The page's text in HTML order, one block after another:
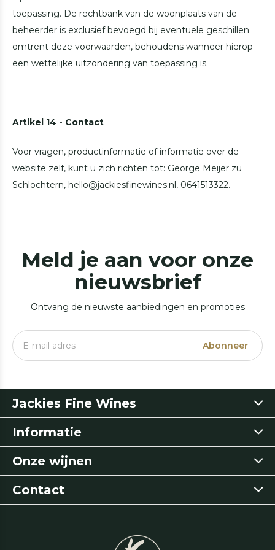
toepassing. De rechtbank van de woonplaats van de
beheerder is exclusief bevoegd bij eventuele geschillen
omtrent deze voorwaarden, behoudens wanneer hierop
een wettelijke uitzondering van toepassing is.
Artikel 14 - Contact
Voor vragen, productinformatie of informatie over de
website zelf, kunt u zich richten tot: George Meijer zu
Schlochtern, hello@jackiesfinewines.nl, 0641513322.
Meld je aan voor onze
nieuwsbrief
Ontvang de nieuwste aanbiedingen en promoties
Abonneer
Jackies Fine Wines
Informatie
Onze wijnen
Contact